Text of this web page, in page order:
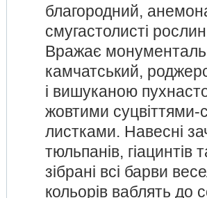
благородний,
смугастолисті
Вражає
камчатський,
і вишуканою
жовтими
листками. Навесні
тюльпанів, гіацинтів
зібрані всі барви
кольорів ваблять до